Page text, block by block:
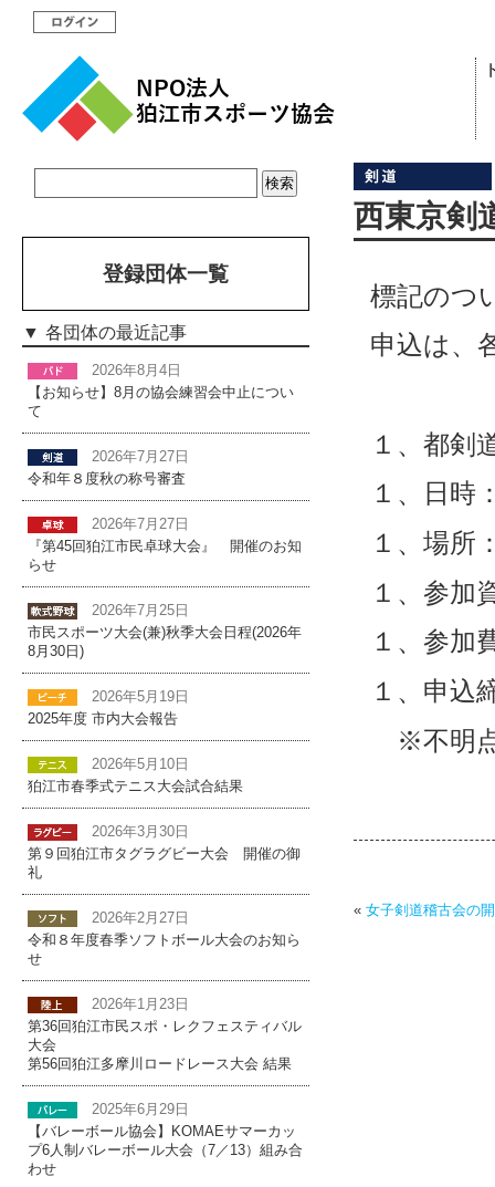
西東京剣
標記のつ
申込は、
１、都剣
１、日時
１、場所
１、参加
１、参加
１、申込
※不明点
« 女子剣道稽古会の
登録団体一覧
各団体の最近記事
2026年8月4日
【お知らせ】8月の協会練習会中止につい
て
2026年7月27日
令和年８度秋の称号審査
2026年7月27日
『第45回狛江市民卓球大会』 開催のお知
らせ
2026年7月25日
市民スポーツ大会(兼)秋季大会日程(2026年
8月30日)
2026年5月19日
2025年度 市内大会報告
2026年5月10日
狛江市春季式テニス大会試合結果
2026年3月30日
第９回狛江市タグラグビー大会 開催の御
礼
2026年2月27日
令和８年度春季ソフトボール大会のお知ら
せ
2026年1月23日
第36回狛江市民スポ・レクフェスティバル
大会
第56回狛江多摩川ロードレース大会 結果
2025年6月29日
【バレーボール協会】KOMAEサマーカッ
プ6人制バレーボール大会（7／13）組み合
わせ